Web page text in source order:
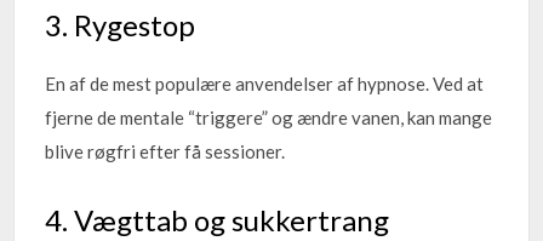
3. Rygestop
En af de mest populære anvendelser af hypnose. Ved at
fjerne de mentale “triggere” og ændre vanen, kan mange
blive røgfri efter få sessioner.
4. Vægttab og sukkertrang